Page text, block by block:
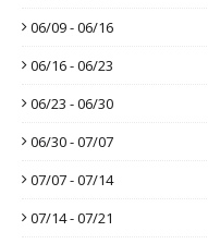
06/09 - 06/16
06/16 - 06/23
06/23 - 06/30
06/30 - 07/07
07/07 - 07/14
07/14 - 07/21